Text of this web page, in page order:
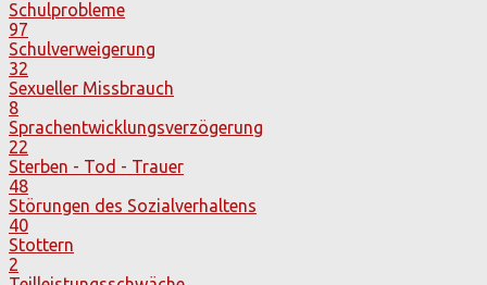
Schulprobleme
97
Schulverweigerung
32
Sexueller Missbrauch
8
Sprachentwicklungsverzögerung
22
Sterben - Tod - Trauer
48
Störungen des Sozialverhaltens
40
Stottern
2